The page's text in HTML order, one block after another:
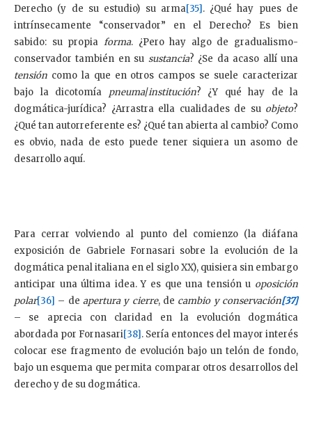
Derecho (y de su estudio) su arma[35]. ¿Qué hay pues de
intrínsecamente “conservador” en el Derecho? Es bien
sabido: su propia forma. ¿Pero hay algo de gradualismo-
conservador también en su sustancia? ¿Se da acaso allí una
tensión como la que en otros campos se suele caracterizar
bajo la dicotomía pneuma/institución? ¿Y qué hay de la
dogmática-jurídica? ¿Arrastra ella cualidades de su objeto?
¿Qué tan autorreferente es? ¿Qué tan abierta al cambio? Como
es obvio, nada de esto puede tener siquiera un asomo de
desarrollo aquí.
Para cerrar volviendo al punto del comienzo (la diáfana
exposición de Gabriele Fornasari sobre la evolución de la
dogmática penal italiana en el siglo XX), quisiera sin embargo
anticipar una última idea. Y es que una tensión u oposición
polar[36] – de apertura y cierre, de cambio y conservación[37]
– se aprecia con claridad en la evolución dogmática
abordada por Fornasari[38]. Sería entonces del mayor interés
colocar ese fragmento de evolución bajo un telón de fondo,
bajo un esquema que permita comparar otros desarrollos del
derecho y de su dogmática.